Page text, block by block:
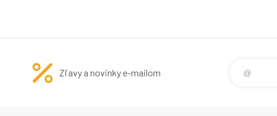
Zľavy a novinky e-mailom